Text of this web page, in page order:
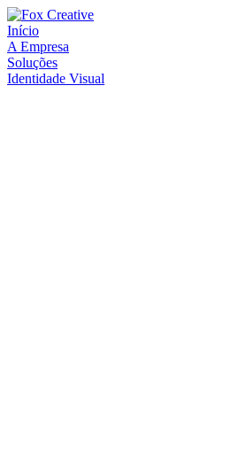
Início
A Empresa
Soluções
Identidade Visual